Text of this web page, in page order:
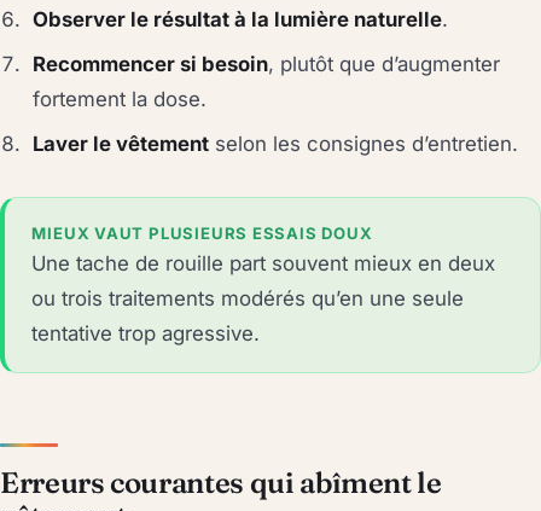
Observer le résultat à la lumière naturelle.
Recommencer si besoin, plutôt que d’augmenter
fortement la dose.
Laver le vêtement selon les consignes d’entretien.
MIEUX VAUT PLUSIEURS ESSAIS DOUX
Une tache de rouille part souvent mieux en deux
ou trois traitements modérés qu’en une seule
tentative trop agressive.
Erreurs courantes qui abîment le